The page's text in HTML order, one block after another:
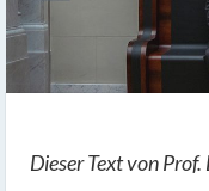
Dieser Text von